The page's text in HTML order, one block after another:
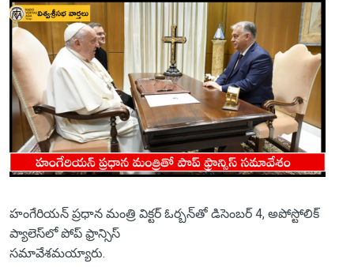
హంగేరియన్ ప్రధాన మంత్రి విక్టర్ ఓర్బన్‌తో డిసెంబర్ 4, అపోస్టోలిక్
ప్యాలెస్‌లో పోప్ ఫ్రాన్సిస్
సమావేశమయ్యారు.